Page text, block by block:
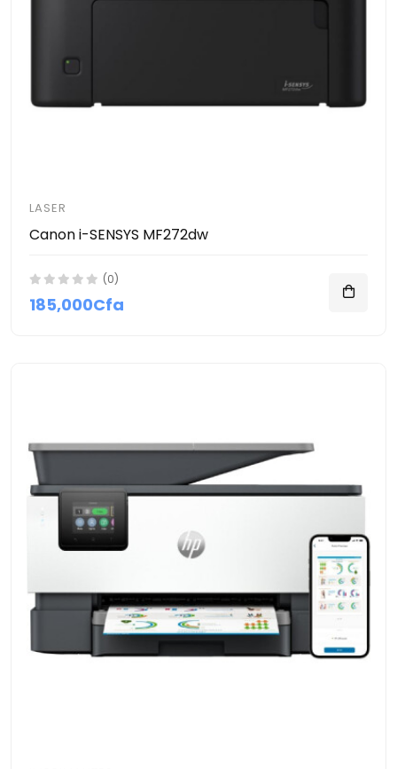
LASER
Canon i-SENSYS MF272dw
(0)
185,000Cfa